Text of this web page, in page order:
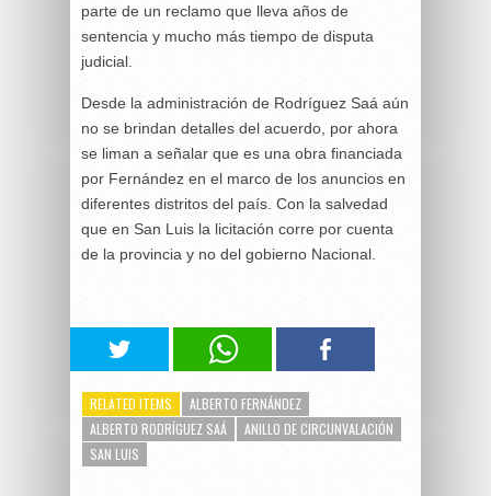
parte de un reclamo que lleva años de
sentencia y mucho más tiempo de disputa
judicial.
Desde la administración de Rodríguez Saá aún
no se brindan detalles del acuerdo, por ahora
se liman a señalar que es una obra financiada
por Fernández en el marco de los anuncios en
diferentes distritos del país. Con la salvedad
que en San Luis la licitación corre por cuenta
de la provincia y no del gobierno Nacional.
RELATED ITEMS
ALBERTO FERNÁNDEZ
ALBERTO RODRÍGUEZ SAÁ
ANILLO DE CIRCUNVALACIÓN
SAN LUIS